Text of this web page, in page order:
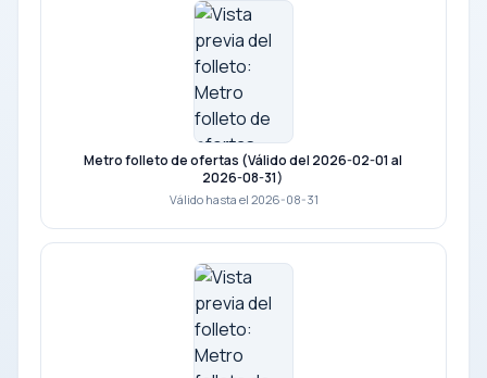
Metro folleto de ofertas (Válido del 2026-02-01 al
2026-08-31)
Válido hasta el 2026-08-31